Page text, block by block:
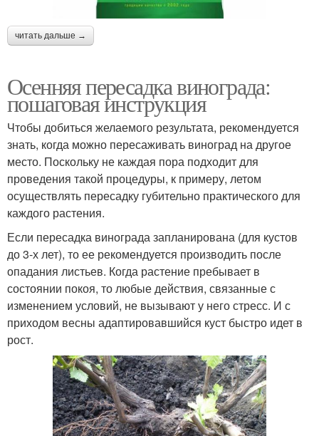
читать дальше →
Осенняя пересадка винограда:
пошаговая инструкция
Чтобы добиться желаемого результата, рекомендуется
знать, когда можно пересаживать виноград на другое
место. Поскольку не каждая пора подходит для
проведения такой процедуры, к примеру, летом
осуществлять пересадку губительно практического для
каждого растения.
Если пересадка винограда запланирована (для кустов
до 3-х лет), то ее рекомендуется производить после
опадания листьев. Когда растение пребывает в
состоянии покоя, то любые действия, связанные с
изменением условий, не вызывают у него стресс. И с
приходом весны адаптировавшийся куст быстро идет в
рост.